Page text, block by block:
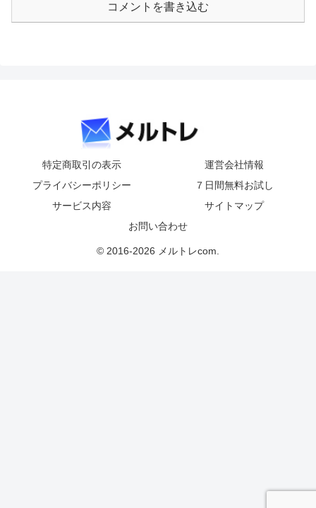
コメントを書き込む
特定商取引の表示
運営会社情報
プライバシーポリシー
７日間無料お試し
サービス内容
サイトマップ
お問い合わせ
© 2016-2026 メルトレcom.